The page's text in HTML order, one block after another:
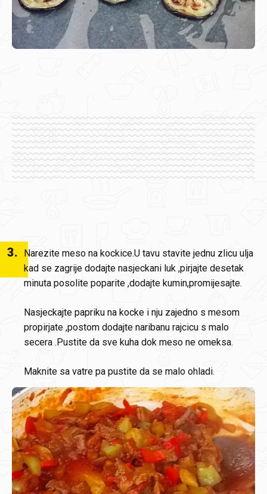
3.
Narezite meso na kockice.U tavu stavite jednu zlicu ulja
kad se zagrije dodajte nasjeckani luk ,pirjajte desetak
minuta posolite poparite ,dodajte kumin,promijesajte.
Nasjeckajte papriku na kocke i nju zajedno s mesom
propirjate ,postom dodajte naribanu rajcicu s malo
secera .Pustite da sve kuha dok meso ne omeksa.
Maknite sa vatre pa pustite da se malo ohladi.